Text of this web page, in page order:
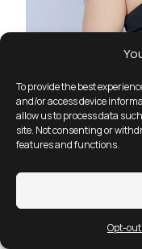
To provide the best
and/or access device
allow us to process data
site. Not consenting or
features and functions.
Opt-